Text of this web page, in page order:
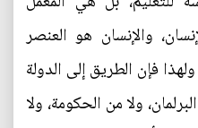
والإنسان هو العنصر
فإن الطريق إلى الدولة
ولا من الحكومة، ولا